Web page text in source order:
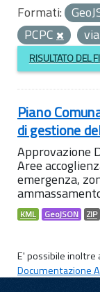
Formati:
PCPC
RISULTATO DEL
Piano
di gestione
Approvazione
Aree
emergenza,
KML GeoJSON ZIP
E' possibile inoltre
Documentazione